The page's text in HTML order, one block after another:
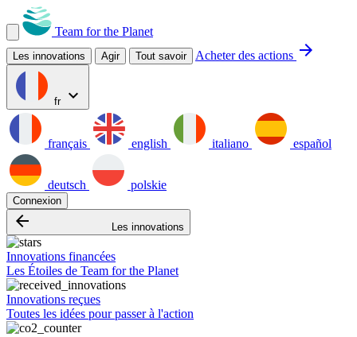
Team for the Planet
Les innovations Agir Tout savoir Acheter des actions arrow_forward
fr expand_more
français english italiano español
deutsch polskie
Connexion
arrow_backward Les innovations
Innovations financées
Les Étoiles de Team for the Planet
Innovations reçues
Toutes les idées pour passer à l'action